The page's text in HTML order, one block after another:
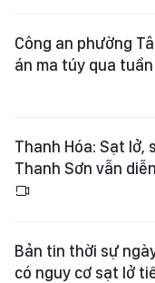
Công an phường
án ma túy qua
Thanh Hóa: Sạt lở,
Thanh Sơn vẫn
Bản tin thời sự
có nguy cơ sạt lở